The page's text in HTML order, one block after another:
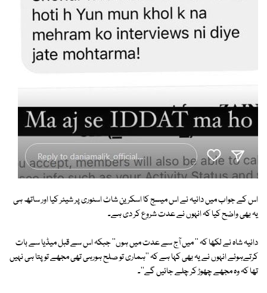
اس کے جواب میں دانیہ نے اس میسج کا اسکرین شاٹ اسٹوری پر شیئر کیا اور ساتھ ہی
یہ بھی واضح کیا کہ انہوں نے عدت شروع کر دی ہے۔
دانیہ شاہ نے لکھا کہ '' میں آج سے عدت میں ہوں'' جبکہ اس سے قبل میڈیا سے بات
کرتےہوئے انہوں نے یہ بھی کہا ہے کہ ''ہماری تو صلح ہورہی تھی مجھے تو پتا ہی نہیں
تھا کہ وہ مجھے چھوڑ کر چلے جائیں گے''۔